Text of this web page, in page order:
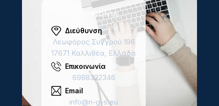
ΕΠΙΚΟΙΝΩΝΊΑ
Διεύθυνση
Λεωφόρος Συγγρού 196
17671 Καλλιθέα, Ελλάδα
Επικοινωνία
6988322346
Email